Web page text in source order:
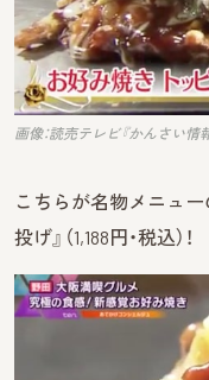
画像：読売テレビ『かんさい情
こちらが名物メニュ
投げ』（1,188円・税込）！